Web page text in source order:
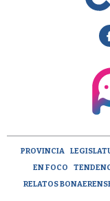
PROVINCIA
EN FOCO
RELATOS